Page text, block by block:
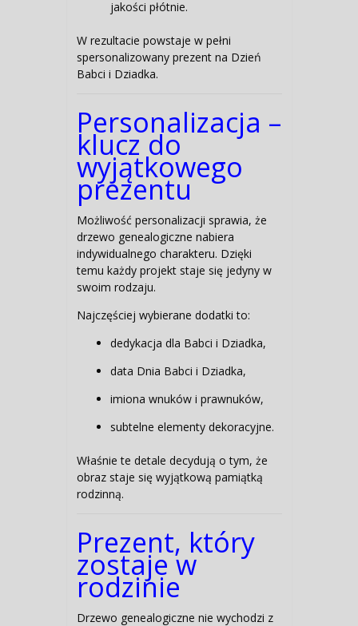
jakości płótnie.
W rezultacie powstaje w pełni
spersonalizowany prezent na Dzień
Babci i Dziadka.
Personalizacja –
klucz do
wyjątkowego
prezentu
Możliwość personalizacji sprawia, że
drzewo genealogiczne nabiera
indywidualnego charakteru. Dzięki
temu każdy projekt staje się jedyny w
swoim rodzaju.
Najczęściej wybierane dodatki to:
dedykacja dla Babci i Dziadka,
data Dnia Babci i Dziadka,
imiona wnuków i prawnuków,
subtelne elementy dekoracyjne.
Właśnie te detale decydują o tym, że
obraz staje się wyjątkową pamiątką
rodzinną.
Prezent, który
zostaje w
rodzinie
Drzewo genealogiczne nie wychodzi z